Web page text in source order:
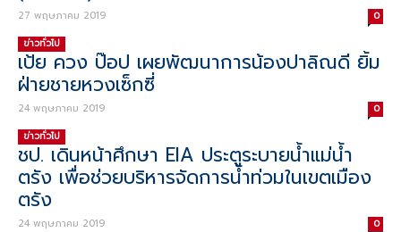
27 พฤษภาคม 2019 0
ข่าวทั่วไป
เป้ย ควง ป๊อป เผยพัฒนาการน้องปาลิณดี ยิ้ม
ฝ่ายชายหวงเซ็กซี่
24 พฤษภาคม 2019 0
ข่าวทั่วไป
ชป. เดินหน้าศึกษา EIA ประตูระบายน้ำแม่น้ำ
ตรัง เพื่อช่วยบริหารจัดการน้ำท่วมในเขตเมือง
ตรัง
24 พฤษภาคม 2019 0